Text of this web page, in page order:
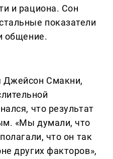
и рациона. Сон
показатели
общение.
Джейсон Смакни,
что результат
«Мы думали, что
что он так
других факторов»,